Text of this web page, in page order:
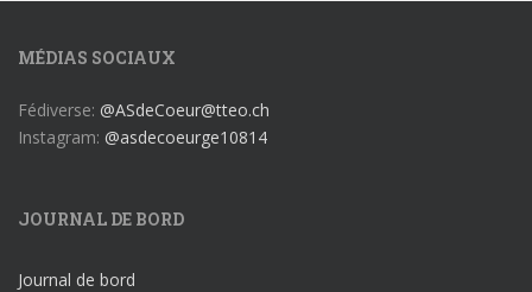
MÉDIAS SOCIAUX
Fédiverse: @ASdeCoeur@tteo.ch
Instagram: @asdecoeurge10814
JOURNAL DE BORD
Journal de bord